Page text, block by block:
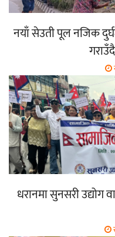
नयाँ सेउती पूल नजिक
धरानमा सुनसरी उद्योग